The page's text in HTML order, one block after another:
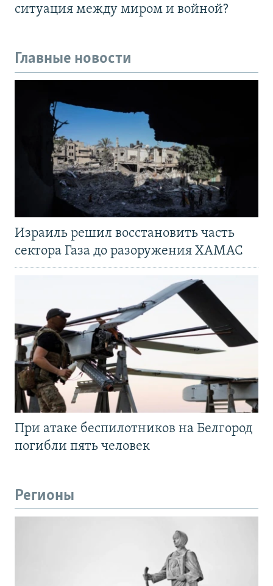
ситуация между миром и войной?
Главные новости
Израиль решил восстановить часть
сектора Газа до разоружения ХАМАС
При атаке беспилотников на Белгород
погибли пять человек
Регионы